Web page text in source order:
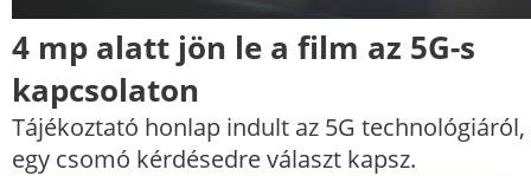
4 mp alatt jön le a film az 5G-s
kapcsolaton
Tájékoztató honlap indult az 5G
egy csomó kérdésedre választ kapsz.